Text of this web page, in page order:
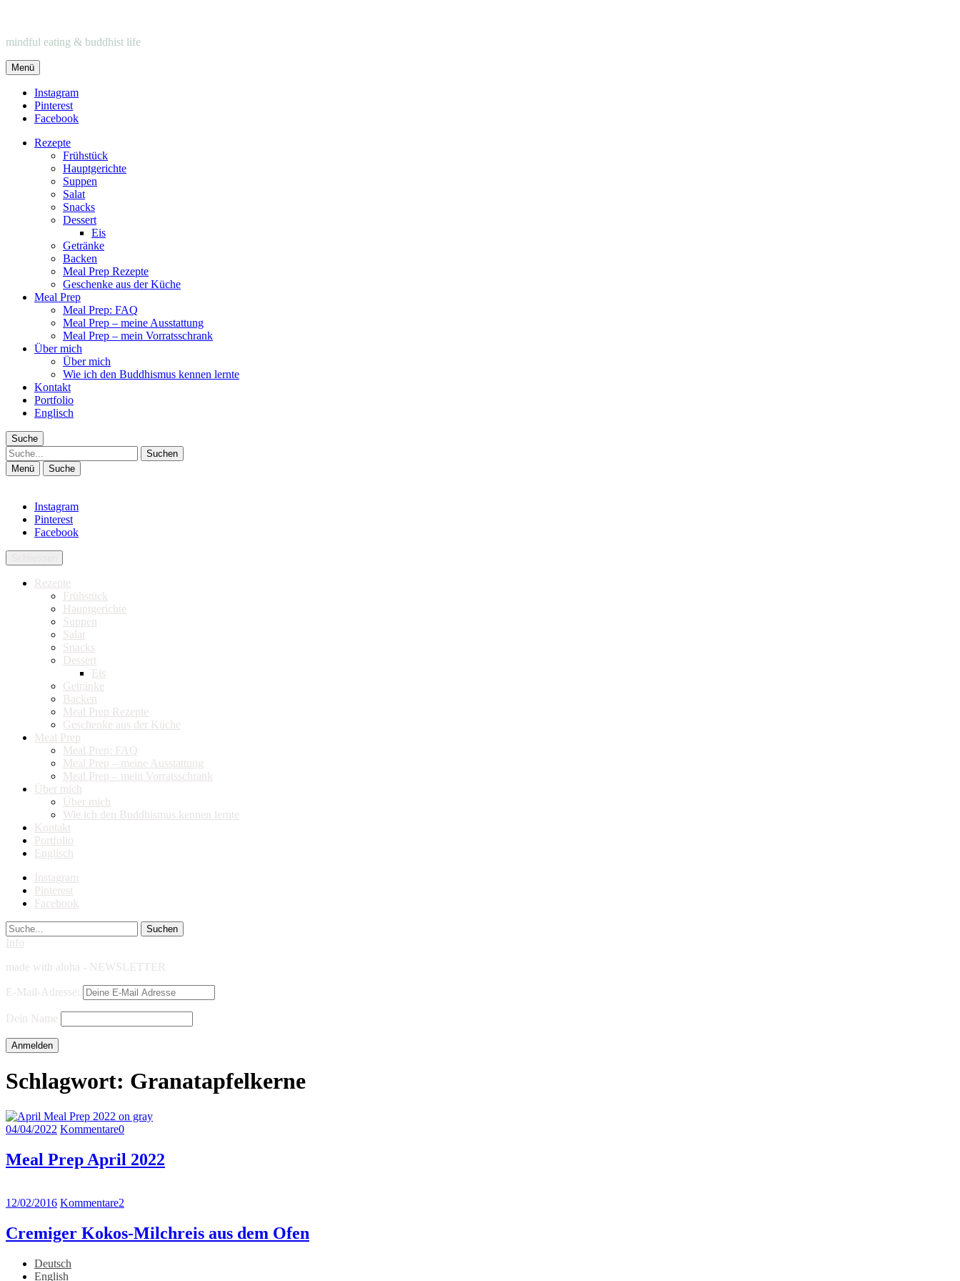
mindful eating & buddhist life
Menü
Instagram
Pinterest
Facebook
Rezepte
Frühstück
Hauptgerichte
Suppen
Salat
Snacks
Dessert
Eis
Getränke
Backen
Meal Prep Rezepte
Geschenke aus der Küche
Meal Prep
Meal Prep: FAQ
Meal Prep – meine Ausstattung
Meal Prep – mein Vorratsschrank
Über mich
Über mich
Wie ich den Buddhismus kennen lernte
Kontakt
Portfolio
Englisch
Suche
Suche
Menü Suche
Instagram
Pinterest
Facebook
Rezepte
Frühstück
Hauptgerichte
Suppen
Salat
Snacks
Dessert
Eis
Getränke
Backen
Meal Prep Rezepte
Geschenke aus der Küche
Meal Prep
Meal Prep: FAQ
Meal Prep – meine Ausstattung
Meal Prep – mein Vorratsschrank
Über mich
Über mich
Wie ich den Buddhismus kennen lernte
Kontakt
Portfolio
Englisch
Instagram
Pinterest
Facebook
Suche
Info
made with aloha - NEWSLETTER
E-Mail-Adresse:
Dein Name
Schlagwort: Granatapfelkerne
04/04/2022 Kommentare0
Meal Prep April 2022
12/02/2016 Kommentare2
Cremiger Kokos-Milchreis aus dem Ofen
Deutsch
English